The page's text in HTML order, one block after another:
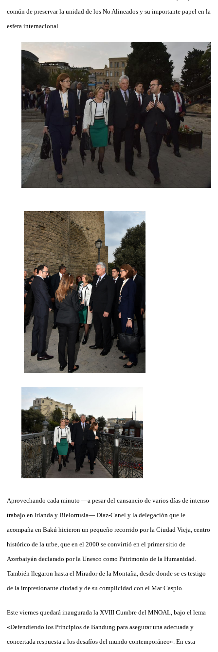
común de preservar la unidad de los No Alineados y su importante papel en la
esfera internacional.
Aprovechando cada minuto —a pesar del cansancio de varios días de intenso
trabajo en Irlanda y Bielorrusia— Díaz-Canel y la delegación que le
acompaña en Bakú hicieron un pequeño recorrido por la Ciudad Vieja, centro
histórico de la urbe, que en el 2000 se convirtió en el primer sitio de
Azerbaiyán declarado por la Unesco como Patrimonio de la Humanidad.
También llegaron hasta el Mirador de la Montaña, desde donde se es testigo
de la impresionante ciudad y de su complicidad con el Mar Caspio.
Este viernes quedará inaugurada la XVIII Cumbre del MNOAL, bajo el lema
«Defendiendo los Principios de Bandung para asegurar una adecuada y
concertada respuesta a los desafíos del mundo contemporáneo». En esta